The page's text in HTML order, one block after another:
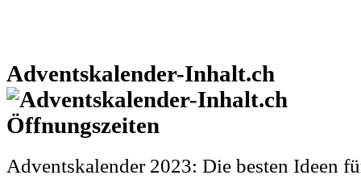
Adventskalender-Inhalt.ch
Adventskalender 2023: Die besten Ideen